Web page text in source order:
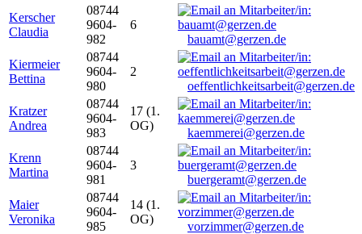
Kerscher
Claudia
08744
9604-
982
6
bauamt@gerzen.de
Kiermeier
Bettina
08744
9604-
980
2
oeffentlichkeitsarbeit@gerzen.de
Kratzer
Andrea
08744
9604-
983
17 (1.
OG)
kaemmerei@gerzen.de
Krenn
Martina
08744
9604-
981
3
buergeramt@gerzen.de
Maier
Veronika
08744
9604-
985
14 (1.
OG)
vorzimmer@gerzen.de